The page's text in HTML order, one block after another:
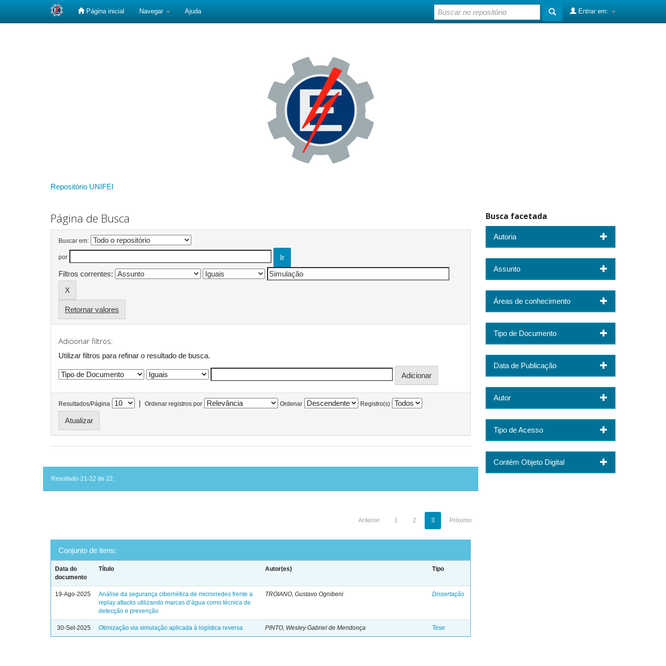
Página inicial Navegar Ajuda Entrar em:
Repositório UNIFEI
Página de Busca
Buscar em:
por
Filtros correntes:
Retornar valores
Adicionar filtros:
Utilizar filtros para refinar o resultado de busca.
Resultados/Página | Ordenar registros por Ordenar Registro(s)
Resultado 21-22 de 22.
Anterior 1 2 3 Próximo
Conjunto de itens:
Data do
documento
Título Autor(es) Tipo
19-Ago-2025
Análise da segurança cibernética de microrredes frente a
replay attacks utilizando marcas d’água como técnica de
detecção e prevenção
TROIANO, Gustavo Ognibeni Dissertação
30-Set-2025 Otimização via simulação aplicada à logística reversa PINTO, Wesley Gabriel de Mendonça Tese
Busca facetada
Autoria
Assunto
Áreas de conhecimento
Tipo de Documento
Data de Publicação
Autor
Tipo de Acesso
Contém Objeto Digital